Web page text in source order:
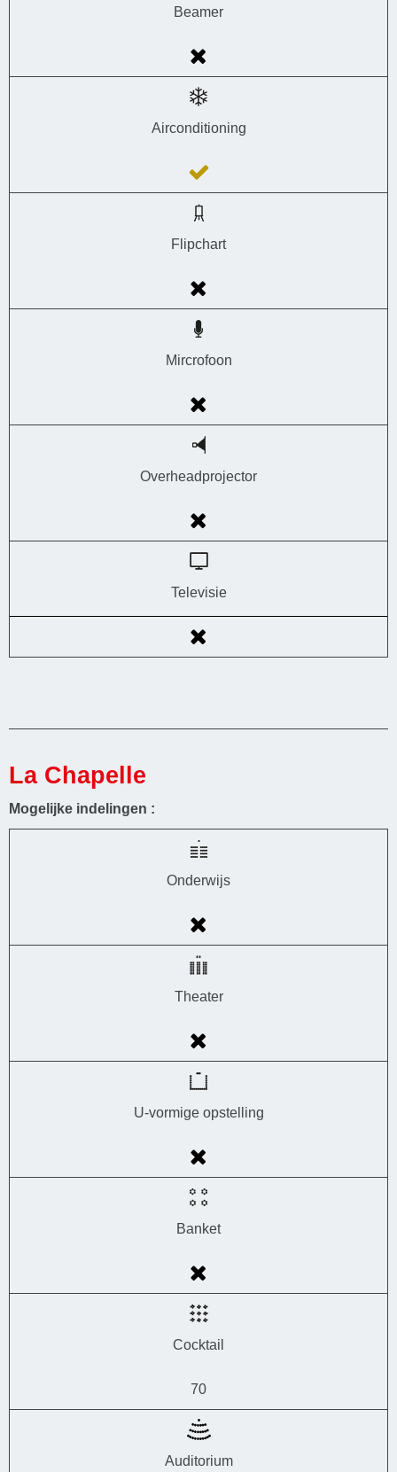
Beamer
Airconditioning
Flipchart
Mircrofoon
Overheadprojector
Televisie
La Chapelle
Mogelijke indelingen :
Onderwijs
Theater
U-vormige opstelling
Banket
Cocktail
70
Auditorium